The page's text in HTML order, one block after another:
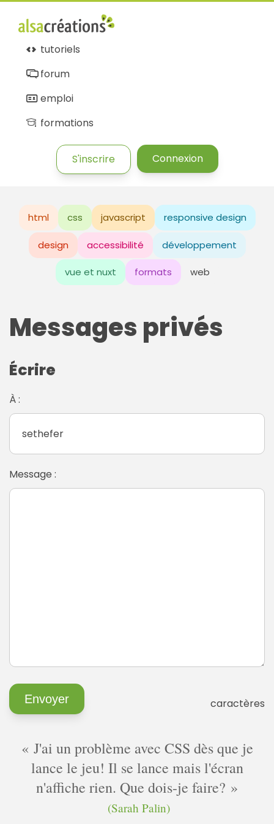
tutoriels
forum
emploi
formations
S'inscrire Connexion
html css javascript responsive design
design accessibilité développement
vue et nuxt formats web
Messages privés
Écrire
À :
Message :
caractères
J'ai un problème avec CSS dès que je
lance le jeu! Il se lance mais l'écran
n'affiche rien. Que dois-je faire?
(Sarah Palin)